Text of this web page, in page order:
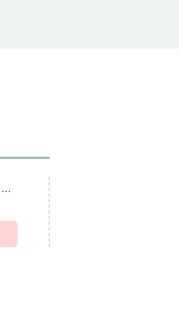
Indeks Saham Syariah Indonesia